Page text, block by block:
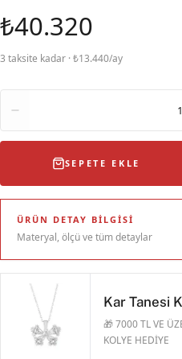
₺40.320
3 taksite kadar · ₺13.440/ay
1
SEPETE EKLE
ÜRÜN DETAY BILGISI
Materyal, ölçü ve tüm detaylar
Kar Tanesi
🎁 7000 TL VE
KOLYE HEDİYE